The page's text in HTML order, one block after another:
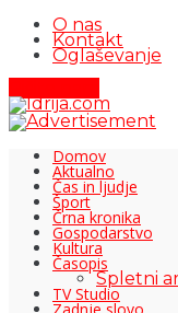
O nas
Kontakt
Oglaševanje
Domov
Aktualno
Čas in ljudje
Šport
Črna kronika
Gospodarstvo
Kultura
Časopis
Spletni
TV Studio